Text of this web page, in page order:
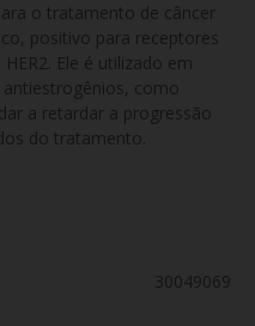
o tratamento de câncer
positivo para receptores
Ele é utilizado em
como
a retardar a progressão
do tratamento.
30049069